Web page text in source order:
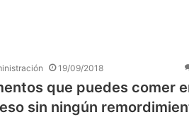
19/09/2018
que puedes comer
sin ningún